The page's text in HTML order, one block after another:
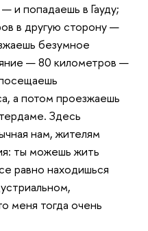
и попадаешь в Гауду;
в другую сторону —
безумное
— 80 километров —
а потом проезжаешь
Здесь
нам, жителям
ты можешь жить
равно находишься
меня тогда очень